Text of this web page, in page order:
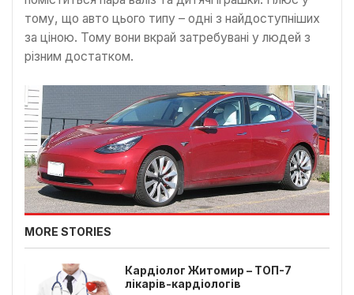
тому, що авто цього типу – одні з найдоступніших
за ціною. Тому вони вкрай затребувані у людей з
різним достатком.
MORE STORIES
Кардіолог Житомир – ТОП-7
лікарів-кардіологів